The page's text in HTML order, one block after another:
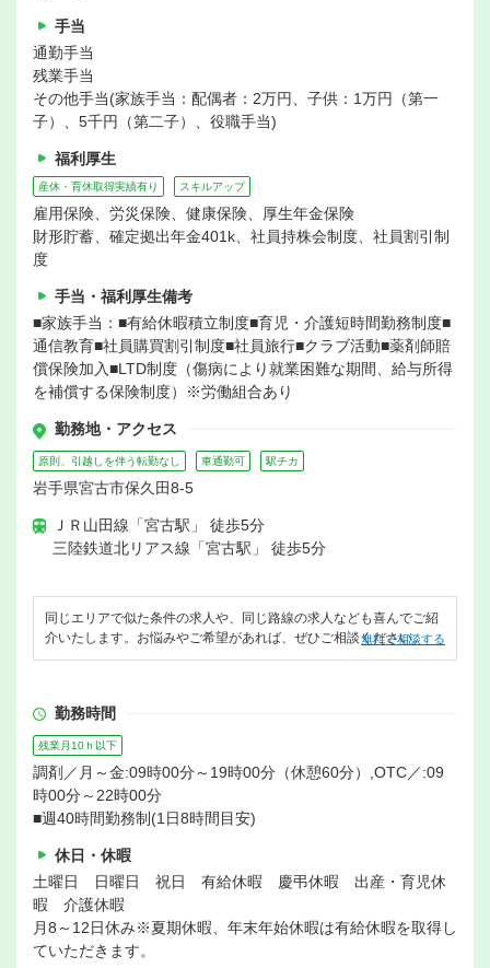
手当
通勤手当
残業手当
その他手当(家族手当：配偶者：2万円、子供：1万円（第一
子）、5千円（第二子）、役職手当)
福利厚生
産休・育休取得実績有り スキルアップ
雇用保険、労災保険、健康保険、厚生年金保険
財形貯蓄、確定拠出年金401k、社員持株会制度、社員割引制
度
手当・福利厚生備考
■家族手当：■有給休暇積立制度■育児・介護短時間勤務制度■
通信教育■社員購買割引制度■社員旅行■クラブ活動■薬剤師賠
償保険加入■LTD制度（傷病により就業困難な期間、給与所得
を補償する保険制度）※労働組合あり
勤務地・アクセス
原則、引越しを伴う転勤なし 車通勤可 駅チカ
岩手県宮古市保久田8-5
ＪＲ山田線「宮古駅」 徒歩5分
三陸鉄道北リアス線「宮古駅」 徒歩5分
同じエリアで似た条件の求人や、同じ路線の求人なども喜んでご紹
介いたします。お悩みやご希望があれば、ぜひご相談ください。
無料で相談する
勤務時間
残業月10ｈ以下
調剤／月～金:09時00分～19時00分（休憩60分）,OTC／:09
時00分～22時00分
■週40時間勤務制(1日8時間目安)
休日・休暇
土曜日 日曜日 祝日 有給休暇 慶弔休暇 出産・育児休
暇 介護休暇
月8～12日休み※夏期休暇、年末年始休暇は有給休暇を取得し
ていただきます。